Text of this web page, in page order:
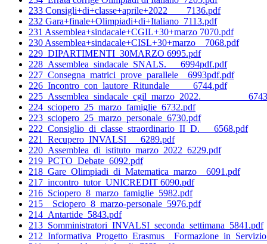
233 Consigli+di+classe+aprile+2022____7136.pdf
232 Gara+finale+Olimpiadi+di+Italiano_7113.pdf
231 Assemblea+sindacale+CGIL+30+marzo 7070.pdf
230 Assemblea+sindacale+CISL+30+marzo__7068.pdf
229_DIPARTIMENTI_30MARZO 6995.pdf
228_Assemblea_sindacale_SNALS.___6994pdf.pdf
227_Consegna_matrici_prove_parallele__6993pdf.pdf
226_Incontro_con_lautore_Ritundale_____6744.pdf
224_sciopero_25_marzo_famiglie_6732.pdf
223_sciopero_25_marzo_personale_6730.pdf
222_Consiglio_di_classe_straordinario_II_D.___6568.pdf
221_Recupero_INVALSI___6289.pdf
220_Assemblea_di_istituto_marzo_2022_6229.pdf
219_PCTO_Debate_6092.pdf
218_Gare_Olimpiadi_di_Matematica_marzo__6091.pdf
217_incontro_tutor_UNICREDIT 6090.pdf
216_Sciopero_8_marzo_famiglie_5982.pdf
215__Sciopero_8_marzo-personale_5976.pdf
214_Antartide_5843.pdf
213_Somministratori_INVALSI_seconda_settimana_5841.pdf